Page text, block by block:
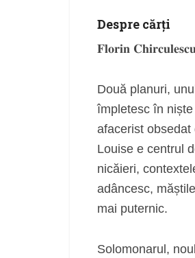
Despre cărți
𝐅𝐥𝐨𝐫𝐢𝐧
Două planuri,
împletesc în
afacerist
Louise e centrul
nicăieri,
adâncesc,
mai puternic.
Solomonarul,